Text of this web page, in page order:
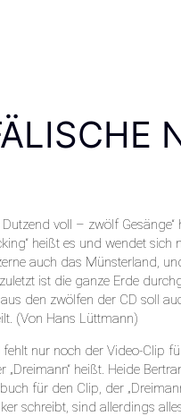
Dutzend voll – zwölf
heißt es und wendet
auch das Münsterland,
ist die ganze Erde
den zwölfen der CD soll
(Von Hans Lüttmann)
fehlt nur noch der Video-Clip
„Dreimann“ heißt. Heide
für den Clip, der
schreibt, sind allerdings